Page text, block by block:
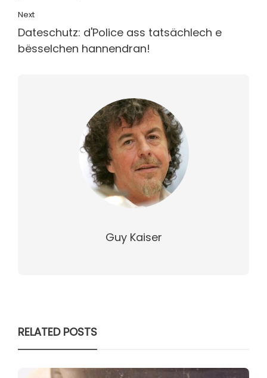
Next
Dateschutz: d'Police ass tatsächlech e
bësselchen hannendran!
Guy Kaiser
RELATED POSTS